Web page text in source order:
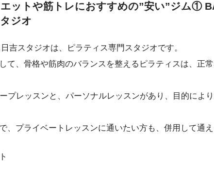
エットや筋トレにおすすめの”安い”ジム①
ジオ
吉スタジオは、ピラティス専門スタジオです。
て、骨格や筋肉のバランスを整えるピラティスは、正
プレッスンと、パーソナルレッスンがあり、目的によ
、プライベートレッスンに通いたい方も、併用して通え